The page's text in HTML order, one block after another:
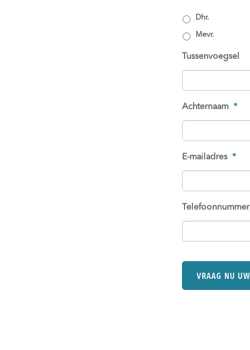
Dhr.
Mevr.
Tussenvoegsel
Achternaam *
E-mailadres *
Telefoonnummer